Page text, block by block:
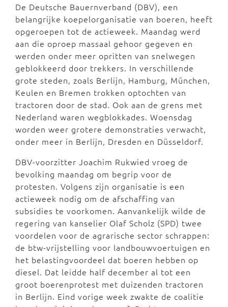
De Deutsche Bauernverband (DBV), een
belangrijke koepelorganisatie van boeren, heeft
opgeroepen tot de actieweek. Maandag werd
aan die oproep massaal gehoor gegeven en
werden onder meer opritten van snelwegen
geblokkeerd door trekkers. In verschillende
grote steden, zoals Berlijn, Hamburg, München,
Keulen en Bremen trokken optochten van
tractoren door de stad. Ook aan de grens met
Nederland waren wegblokkades. Woensdag
worden weer grotere demonstraties verwacht,
onder meer in Berlijn, Dresden en Düsseldorf.
DBV-voorzitter Joachim Rukwied vroeg de
bevolking maandag om begrip voor de
protesten. Volgens zijn organisatie is een
actieweek nodig om de afschaffing van
subsidies te voorkomen. Aanvankelijk wilde de
regering van kanselier Olaf Scholz (SPD) twee
voordelen voor de agrarische sector schrappen:
de btw-vrijstelling voor landbouwvoertuigen en
het belastingvoordeel dat boeren hebben op
diesel. Dat leidde half december al tot een
groot boerenprotest met duizenden tractoren
in Berlijn. Eind vorige week zwakte de coalitie